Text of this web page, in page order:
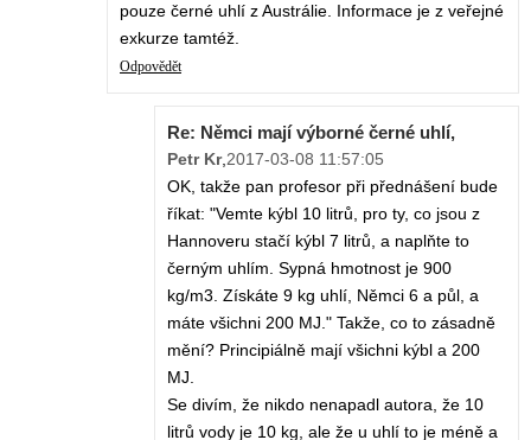
pouze černé uhlí z Austrálie. Informace je z veřejné
exkurze tamtéž.
Odpovědět
Re: Němci mají výborné černé uhlí,
Petr Kr, 2017-03-08 11:57:05
OK, takže pan profesor při přednášení bude
říkat: "Vemte kýbl 10 litrů, pro ty, co jsou z
Hannoveru stačí kýbl 7 litrů, a naplňte to
černým uhlím. Sypná hmotnost je 900
kg/m3. Získáte 9 kg uhlí, Němci 6 a půl, a
máte všichni 200 MJ." Takže, co to zásadně
mění? Principiálně mají všichni kýbl a 200
MJ.
Se divím, že nikdo nenapadl autora, že 10
litrů vody je 10 kg, ale že u uhlí to je méně a